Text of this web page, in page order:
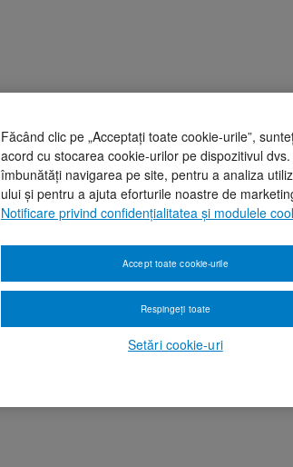
Făcând clic pe „Acceptați toate cookie-urile”,
acord cu stocarea cookie-urilor pe dispozitivul
îmbunătăți navigarea pe site, pentru a analiza
ului și pentru a ajuta eforturile noastre de
Notificare privind confidențialitatea și modulele
Setări cookie-uri
Respingeți toate
Accept toate cookie-urile